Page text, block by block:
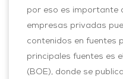
por eso es importante
empresas privadas
contenidos en fuentes
principales fuentes es
(BOE), donde se